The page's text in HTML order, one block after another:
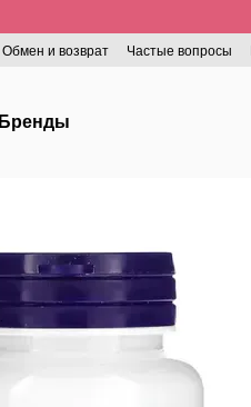
Обмен и возврат Частые вопросы
Бренды